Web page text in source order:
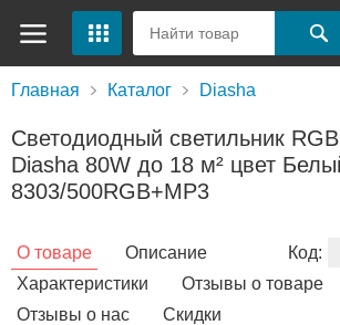
Главная Каталог Diasha
Светодиодный светильник
Diasha 80W до 18 м² цвет
8303/500RGB+MP3
Код:
О товаре
Описание
Характеристики
Отзывы о товаре
Отзывы о нас
Скидки